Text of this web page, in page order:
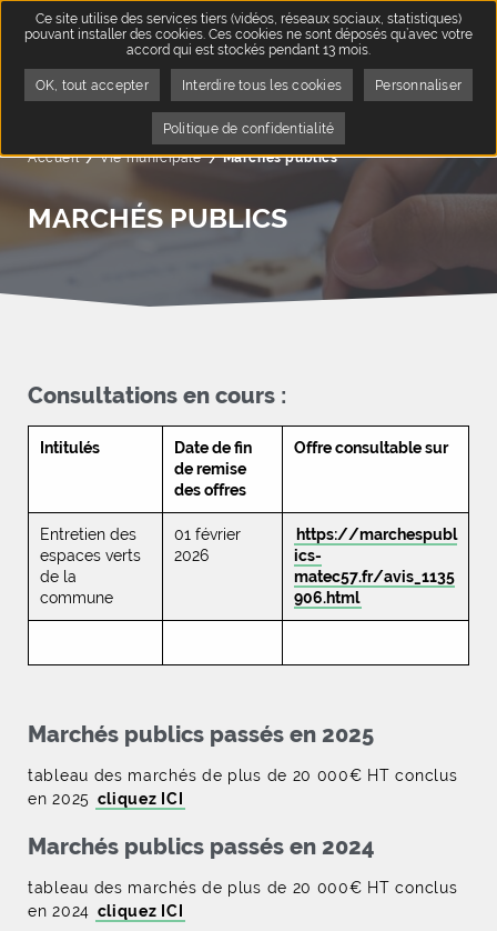
Accueil Vie municipale Page active :
Marchés publics
MARCHÉS PUBLICS
Consultations en cours :
Intitulés
Date de fin
de remise
des offres
Offre consultable sur
Entretien des
espaces verts
de la
commune
01 février
2026
https://marchespubl
ics-
matec57.fr/avis_1135
906.html
Marchés publics passés en 2025
tableau des marchés de plus de 20 000€ HT conclus
en 2025 cliquez ICI
Marchés publics passés en 2024
tableau des marchés de plus de 20 000€ HT conclus
en 2024 cliquez ICI
Ce site utilise des services tiers (vidéos, réseaux sociaux, statistiques)
pouvant installer des cookies. Ces cookies ne sont déposés qu’avec votre
accord qui est stockés pendant 13 mois.
OK, tout accepter Interdire tous les cookies Personnaliser
Politique de confidentialité